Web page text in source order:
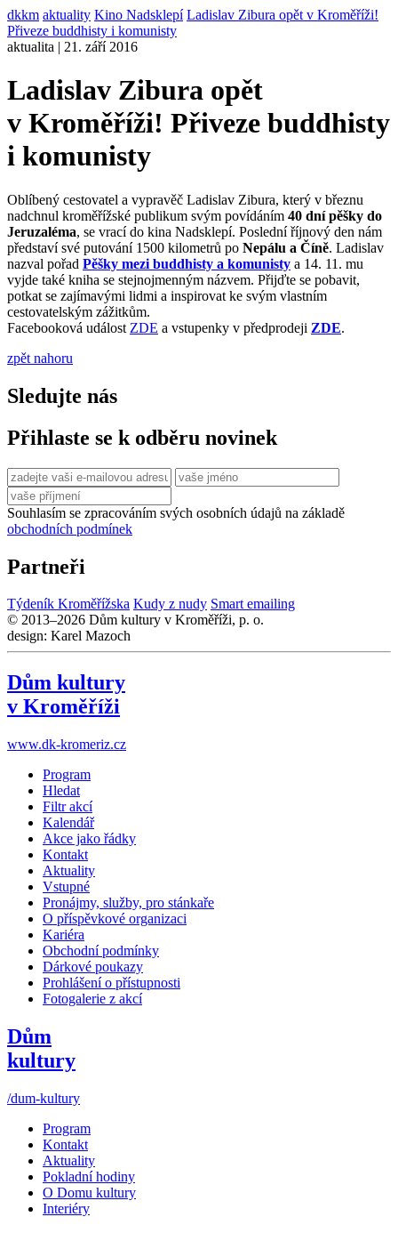
dkkm aktuality Kino Nadsklepí Ladislav Zibura opět v Kroměříži!
Přiveze buddhisty i komunisty
aktualita | 21. září 2016
Ladislav Zibura opět
v Kroměříži! Přiveze buddhisty
i komunisty
Oblíbený cestovatel a vypravěč Ladislav Zibura, který v březnu
nadchnul kroměřížské publikum svým povídáním 40 dní pěšky do
Jeruzaléma, se vrací do kina Nadsklepí. Poslední říjnový den nám
představí své putování 1500 kilometrů po Nepálu a Číně. Ladislav
nazval pořad Pěšky mezi buddhisty a komunisty a 14. 11. mu
vyjde také kniha se stejnojmenným názvem. Přijďte se pobavit,
potkat se zajímavými lidmi a inspirovat ke svým vlastním
cestovatelským zážitkům.
Facebooková událost ZDE a vstupenky v předprodeji ZDE.
zpět nahoru
Sledujte nás
Přihlaste se k odběru novinek
Souhlasím se zpracováním svých osobních údajů na základě
obchodních podmínek
Partneři
Týdeník Kroměřížska Kudy z nudy Smart emailing
© 2013–2026 Dům kultury v Kroměříži, p. o.
design: Karel Mazoch
Dům kultury
v Kroměříži
www.dk-kromeriz.cz
Program
Hledat
Filtr akcí
Kalendář
Akce jako řádky
Kontakt
Aktuality
Vstupné
Pronájmy, služby, pro stánkaře
O příspěvkové organizaci
Kariéra
Obchodní podmínky
Dárkové poukazy
Prohlášení o přístupnosti
Fotogalerie z akcí
Dům
kultury
/dum-kultury
Program
Kontakt
Aktuality
Pokladní hodiny
O Domu kultury
Interiéry